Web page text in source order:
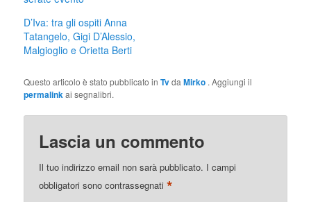
D’Iva: tra gli ospiti Anna
Tatangelo, Gigi D’Alessio,
Malgioglio e Orietta Berti
Questo articolo è stato pubblicato inTvdaMirko . Aggiungi il
permalinkai segnalibri.
Lascia un commento
Il tuo indirizzo email non sarà pubblicato. I campi
obbligatori sono contrassegnati*